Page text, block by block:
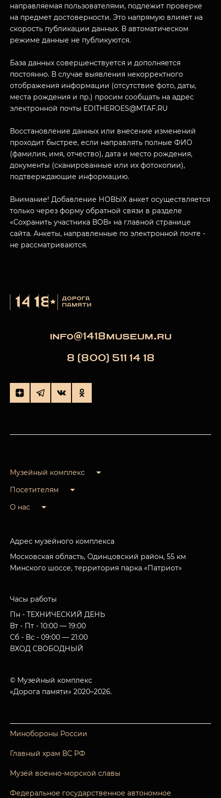
МУЗЕЙНЫЙ КОМПЛЕКС
ПОСЕТИТЕЛЯМ
О НАС
направляемая пользователями, подлежит проверке
на предмет достоверности. Это напрямую влияет на
скорость публикации данных. В автоматическом
режиме данные не публикуются.
База данных совершенствуется и дополняется
постоянно. В случае выявления некорректного
отображения информации (отсутствие фото, даты,
места рождения и пр.) просим сообщать на адрес
электронной почты EDITHEROES@MTAF.RU
Восстановление данных или внесение изменений
проходит быстрее, если направлять полные ФИО
(фамилия, имя, отчество), дата и место рождения,
документы (сканированные или их фотокопии),
подтверждающие информацию.
Внимание! Добавление НОВЫХ анкет осуществляется
только через форму обратной связи в разделе
«Сохранить участника ВОВ» на главной странице
сайта. Анкеты, направленные по электронной почте -
не рассматриваются.
info@1418museum.ru
8 (800) 511 14 18
Музейный комплекс
Посетителям
О нас
Адрес музейного комплекса
Московская область, Одинцовский район, 55 км
Минского шоссе, территория парка «Патриот»
Часы работы
Пн - ТЕХНИЧЕСКИЙ ДЕНЬ
Вт - Пт - 10:00 — 19:00
Сб - Вс - 09:00 — 21:00
ВХОД СВОБОДНЫЙ
© Музейный комплекс
«Дорога памяти» 2020–2026.
Минобороны России
Главный храм ВС РФ
Музей военно-морской славы
Федеральное государственное автономное